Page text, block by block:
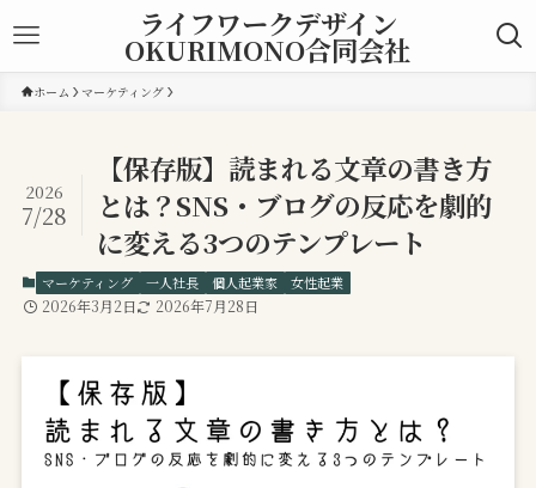
ライフワークデザイン
OKURIMONO合同会社
ホーム マーケティング
【保存版】読まれる文章の書き方
とは？SNS・ブログの反応を劇的
に変える3つのテンプレート
2026
7/28
マーケティング 一人社長 個人起業家 女性起業
2026年3月2日 2026年7月28日